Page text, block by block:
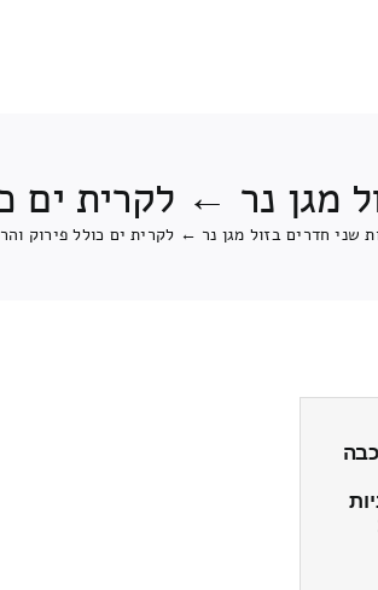
מגן נר ← לקרית ים
שני חדרים בזול מגן נר ← לקרית ים כולל פירוק